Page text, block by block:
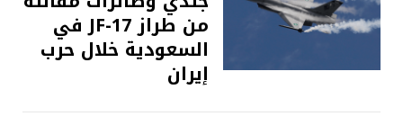
من طراز JF-17 في
السعودية خلال حرب
إيران